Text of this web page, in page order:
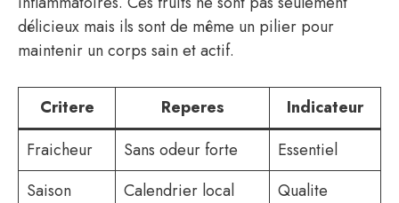
délicieux mais ils sont de même un pilier pour
maintenir un corps sain et actif.
Critere Reperes
Indicateur
Fraicheur
Sans odeur forte
Essentiel
Saison
Calendrier local
Qualite